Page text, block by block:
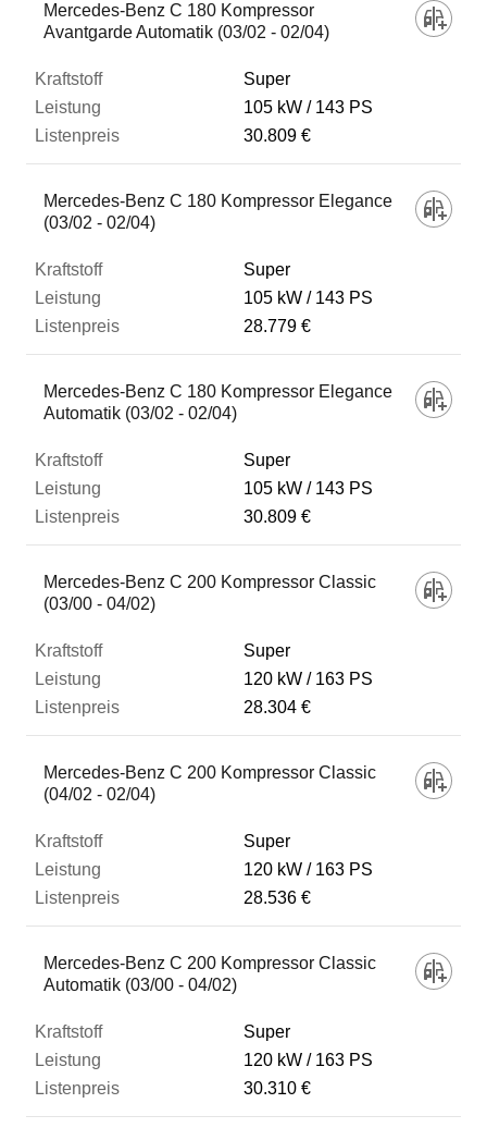
Mercedes-Benz C 180 Kompressor
Avantgarde Automatik (03/02 - 02/04)
Super
105 kW
143 PS
30.809 €
Mercedes-Benz C 180 Kompressor Elegance
(03/02 - 02/04)
Super
105 kW
143 PS
28.779 €
Mercedes-Benz C 180 Kompressor Elegance
Automatik (03/02 - 02/04)
Super
105 kW
143 PS
30.809 €
Mercedes-Benz C 200 Kompressor Classic
(03/00 - 04/02)
Super
120 kW
163 PS
28.304 €
Mercedes-Benz C 200 Kompressor Classic
(04/02 - 02/04)
Super
120 kW
163 PS
28.536 €
Mercedes-Benz C 200 Kompressor Classic
Automatik (03/00 - 04/02)
Super
120 kW
163 PS
30.310 €